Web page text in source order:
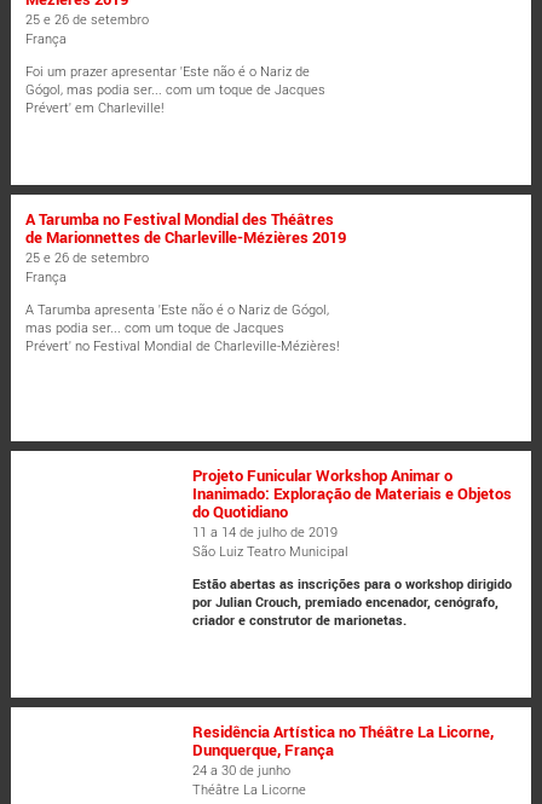
25 e 26 de setembro
França
Foi um prazer apresentar 'Este não é o Nariz de
Gógol, mas podia ser... com um toque de Jacques
Prévert' em Charleville!
A Tarumba no Festival Mondial des Théâtres
de Marionnettes de Charleville-Mézières 2019
25 e 26 de setembro
França
A Tarumba apresenta 'Este não é o Nariz de Gógol,
mas podia ser... com um toque de Jacques
Prévert' no Festival Mondial de Charleville-Mézières!
Projeto Funicular Workshop Animar o
Inanimado: Exploração de Materiais e Objetos
do Quotidiano
11 a 14 de julho de 2019
São Luiz Teatro Municipal
Estão abertas as inscrições para o workshop dirigido
por Julian Crouch, premiado encenador, cenógrafo,
criador e construtor de marionetas.
Residência Artística no Théâtre La Licorne,
Dunquerque, França
24 a 30 de junho
Théâtre La Licorne